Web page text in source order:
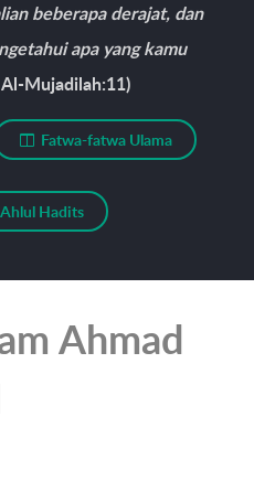
beberapa derajat, dan
apa yang kamu
Mujadilah:11)
Fatwa-fatwa Ulama
Hadits
Ahmad